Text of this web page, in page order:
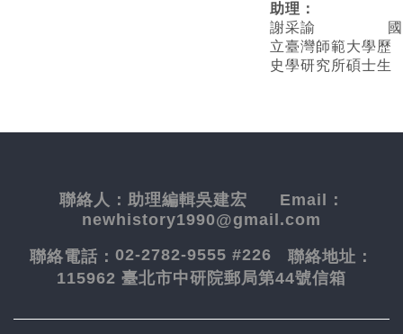
助理：
謝采諭
國
立臺灣師範大學歷
史學研究所碩士生
聯絡人： 助理編輯吳建宏 Email：
newhistory1990@gmail.com
聯絡電話： 02-2782-9555 #226 聯絡地址：
115962 臺北市中研院郵局第44號信箱